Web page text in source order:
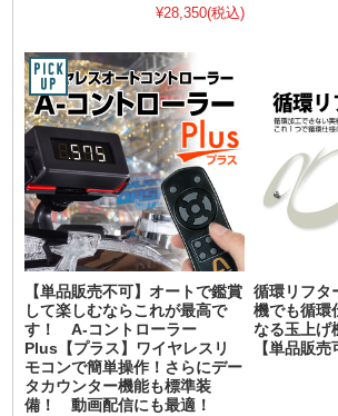
¥28,350(税込)
【単品販売不可】オートで鑑賞
して楽しむならこれが最高で
す！ A-コントローラー
Plus【プラス】ワイヤレスリ
モコンで簡単操作！さらにデー
タカウンター機能も標準装
備！ 動画配信にも最適！
循環リフタ
機でも循環
なる玉上げ
【単品販売